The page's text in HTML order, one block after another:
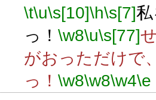
\t\u\s[10]\h\s[7]
っ！ \w8\u\s[77]
がおっただけで
っ！ \w8\w8\w4\e